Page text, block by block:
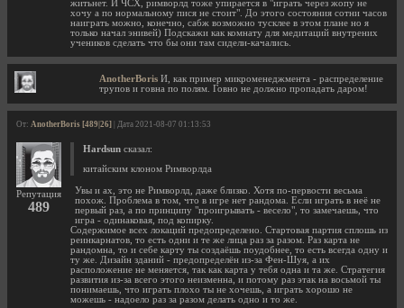
житьнет. И ЧСХ, римворлд тоже упирается в "играть через жопу не
хочу а по нормальному пися не стоит". До этого состояния сотни часов
наиграть можно, конечно, сабж возможно тусклее в этом плане но я
только начал энивей) Подскажи как комнату для медитаций внутрених
учеников сделать что бы они там сидели-качались.
AnotherBoris И, как пример микроменеджмента - распределение
трупов и говна по полям. Говно не должно пропадать даром!
От: AnotherBoris [489|26] | Дата 2021-08-07 01:13:53
Репутация
489
Hardsun сказал:
китайским клоном Римворлда
Увы и ах, это не Римворлд, даже близко. Хотя по-первости весьма
похож. Проблема в том, что в игре нет рандома. Если играть в неё не
первый раз, а по принципу "проигрывать - весело", то замечаешь, что
игра - одинаковая, под копирку.
Содержимое всех локаций предопределено. Стартовая партия сплошь из
реинкарнатов, то есть одни и те же лица раз за разом. Раз карта не
рандомна, то и себе карту ты создаёшь поудобнее, то есть всегда одну и
ту же. Дизайн зданий - предопределён из-за Фен-Шуя, а их
расположение не меняется, так как карта у тебя одна и та же. Стратегия
развития из-за всего этого неизменна, и потому раз этак на восьмой ты
понимаешь, что играть плохо ты не хочешь, а играть хорошо не
можешь - надоело раз за разом делать одно и то же.